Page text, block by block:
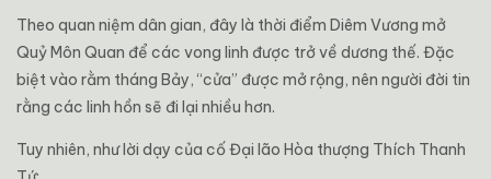
Theo quan niệm dân gian, đây là thời điểm Diêm Vương mở
Quỷ Môn Quan để các vong linh được trở về dương thế. Đặc
biệt vào rằm tháng Bảy, “cửa” được mở rộng, nên người đời tin
rằng các linh hồn sẽ đi lại nhiều hơn.
Tuy nhiên, như lời dạy của cố Đại lão Hòa thượng Thích Thanh